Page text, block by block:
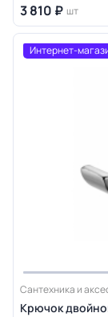
3 810 ₽ шт
Интернет-
Сантехника и
Крючок